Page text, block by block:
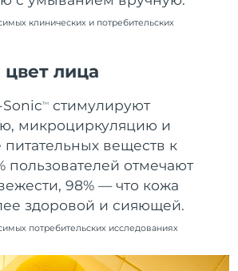
клинических и потребительских
лица
SonicTM
стимулируют
микроциркуляцию и
питательных веществ к
пользователей отмечают
98% — что кожа
здоровой и сияющей.
потребительских исследованиях
8/11/26
Ожидаемая дата доставки
8/10/26
Ожидаемая дата доставки
Ожидаемая дата доставки